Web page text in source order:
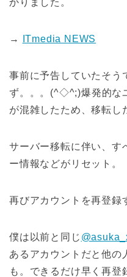
かりました。
→ ITmedia NEWS
事前に予告していたそう
ず。。。(^◇^;)爆発的な
が混雑したため、移転し
サーバー移転に伴い、す
ー情報などがリセット。
再びアカウントを再登録
僕は以前と同じ
あるアカウントだと他の
も。できるだけ早く再登